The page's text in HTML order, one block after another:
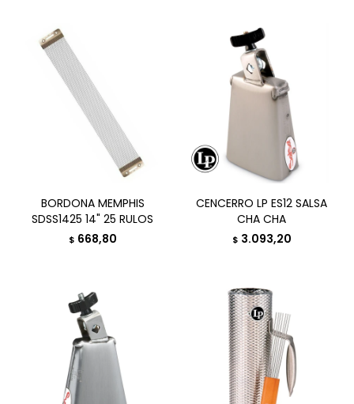
BORDONA MEMPHIS
SDSS1425 14" 25 RULOS
$ 668,80
CENCERRO LP ES12 SALSA
CHA CHA
$ 3.093,20